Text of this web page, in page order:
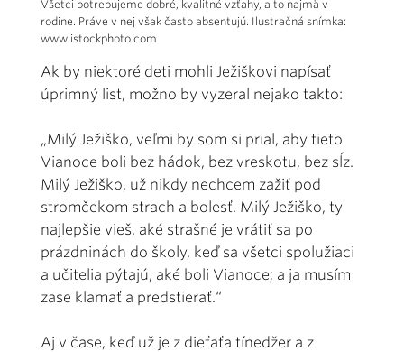
Všetci potrebujeme dobré, kvalitné vzťahy, a to najmä v
rodine. Práve v nej však často absentujú. Ilustračná snímka:
www.istockphoto.com
Ak by niektoré deti mohli Ježiškovi napísať
úprimný list, možno by vyzeral nejako takto:
„Milý Ježiško, veľmi by som si prial, aby tieto
Vianoce boli bez hádok, bez vreskotu, bez sĺz.
Milý Ježiško, už nikdy nechcem zažiť pod
stromčekom strach a bolesť. Milý Ježiško, ty
najlepšie vieš, aké strašné je vrátiť sa po
prázdninách do školy, keď sa všetci spolužiaci
a učitelia pýtajú, aké boli Vianoce; a ja musím
zase klamať a predstierať.“
Aj v čase, keď už je z dieťaťa tínedžer a z